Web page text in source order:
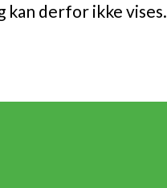
kan derfor ikke vises.